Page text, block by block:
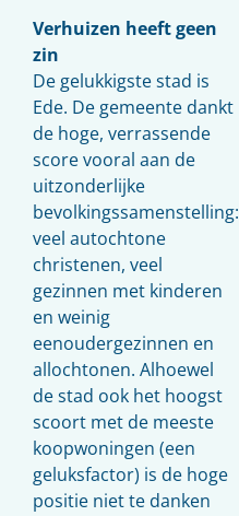
Verhuizen heeft geen
zin
De gelukkigste stad is
Ede. De gemeente dankt
de hoge, verrassende
score vooral aan de
uitzonderlijke
bevolkingssamenstelling:
veel autochtone
christenen, veel
gezinnen met kinderen
en weinig
eenoudergezinnen en
allochtonen. Alhoewel
de stad ook het hoogst
scoort met de meeste
koopwoningen (een
geluksfactor) is de hoge
positie niet te danken